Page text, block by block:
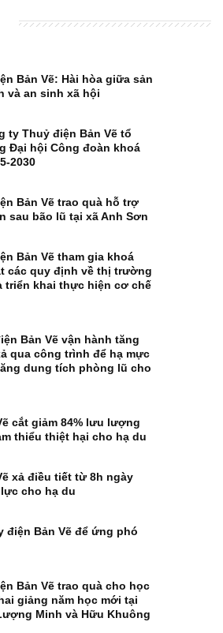
Bản Vẽ: Hài hòa giữa sản
và an sinh xã hội
ty Thuỷ điện Bản Vẽ tổ
Đại hội Công đoàn khoá
2030
Bản Vẽ trao quà hỗ trợ
sau bão lũ tại xã Anh Sơn
Bản Vẽ tham gia khoá
các quy định về thị trường
triển khai thực hiện cơ chế
Bản Vẽ vận hành tăng
qua công trình để hạ mực
dung tích phòng lũ cho
cắt giảm 84% lưu lượng
thiểu thiệt hại cho hạ du
xả điều tiết từ 8h ngày
cho hạ du
điện Bản Vẽ để ứng phó
Bản Vẽ trao quà cho học
giảng năm học mới tại
Minh và Hữu Khuông